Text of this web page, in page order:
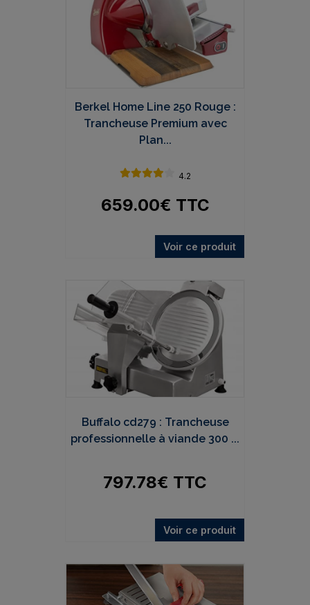
Berkel Home Line 250 Rouge :
Trancheuse Premium avec
Plan...
4.2
659.00€ TTC
Voir ce produit
Buffalo cd279 : Trancheuse
professionnelle à viande 300 ...
797.78€ TTC
Voir ce produit